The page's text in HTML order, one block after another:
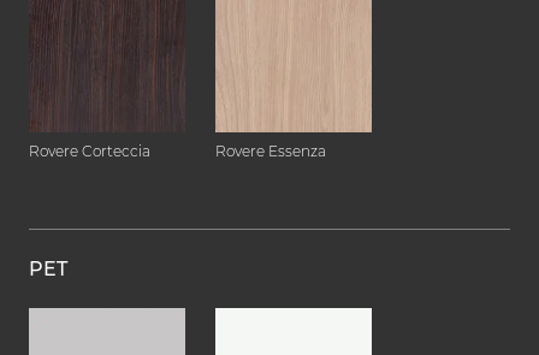
Rovere Corteccia Rovere Essenza
PET